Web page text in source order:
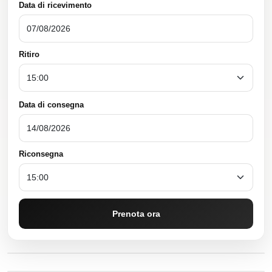
Data di ricevimento
Ritiro
Data di consegna
Riconsegna
Prenota ora